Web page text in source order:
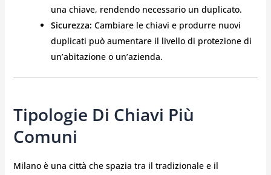
una chiave, rendendo necessario un duplicato.
Sicurezza: Cambiare le chiavi e produrre nuovi
duplicati può aumentare il livello di protezione di
un’abitazione o un’azienda.
Tipologie Di Chiavi Più
Comuni
Milano è una città che spazia tra il tradizionale e il